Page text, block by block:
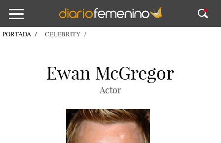
PORTADA CELEBRITY
Ewan McGregor
Actor